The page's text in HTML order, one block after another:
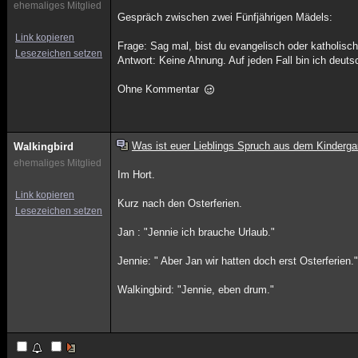
ehemaliges Mitglied
Link kopieren
Lesezeichen setzen
Gespräch zwischen zwei Fünfjährigen Mädels:
Frage: Sag mal, bist du evangelisch oder
Antwort: Keine Ahnung. Auf jeden Fall bin ich
Ohne Kommentar
Walkingbird
ehemaliges Mitglied
Link kopieren
Lesezeichen setzen
Was ist euer Lieblings Spruch aus dem
Im Hort.
Kurz nach den Osterferien.
Jan : "Jennie ich brauche Urlaub."
Jennie: " Aber Jan wir hatten doch erst Osterferien."
Walkingbird: "Jennie, eben drum."